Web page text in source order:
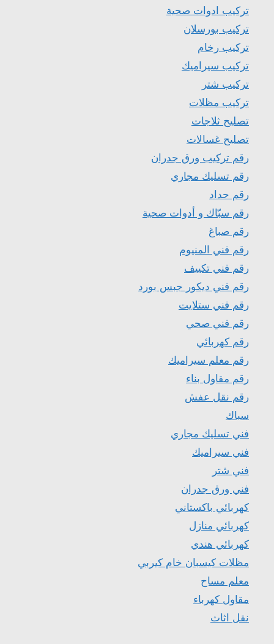
تركيب ادوات صحية
تركيب بورسلان
تركيب رخام
تركيب سيراميك
تركيب شتر
تركيب مظلات
تصليح ثلاجات
تصليح غسالات
رقم تركيب ورق جدران
رقم تسليك مجاري
رقم حداد
رقم سبّاك و أدوات صحية
رقم صباغ
رقم فني المنيوم
رقم فني تكييف
رقم فني ديكور جبس بورد
رقم فني ستلايت
رقم فني صحي
رقم كهربائي
رقم معلم سيراميك
رقم مقاول بناء
رقم نقل عفش
سباك
فني تسليك مجاري
فني سيراميك
فني شتر
فني ورق جدران
كهربائي باكستاني
كهربائي منازل
كهربائي هندي
مظلات كيسبان خام كيربي
معلم مساح
مقاول كهرباء
نقل اثاث